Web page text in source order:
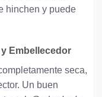
hinchen y puede
Embellecedor
seca,
Un buen